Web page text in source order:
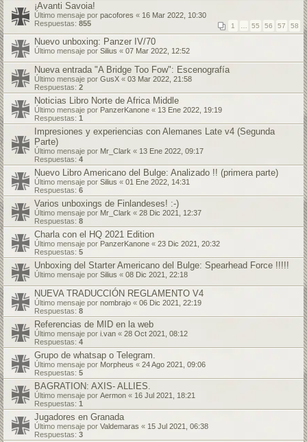
¡Avanti Savoia!
Último mensaje por pacofores « 16 Mar 2022, 10:30
Respuestas: 855 1 55 56 57 58
Nuevo unboxing: Panzer IV/70
Último mensaje por Silius « 07 Mar 2022, 12:52
Nueva entrada "A Bridge Too Fow": Escenografía
Último mensaje por GusX « 03 Mar 2022, 21:58
Respuestas: 2
Noticias Libro Norte de Africa Middle
Último mensaje por PanzerKanone « 13 Ene 2022, 19:19
Respuestas: 1
Impresiones y experiencias con Alemanes Late v4 (Segunda
Parte)
Último mensaje por Mr_Clark « 13 Ene 2022, 09:17
Respuestas: 4
Nuevo Libro Americano del Bulge: Analizado !! (primera parte)
Último mensaje por Silius « 01 Ene 2022, 14:31
Respuestas: 6
Varios unboxings de Finlandeses! :-)
Último mensaje por Mr_Clark « 28 Dic 2021, 12:37
Respuestas: 8
Charla con el HQ 2021 Edition
Último mensaje por PanzerKanone « 23 Dic 2021, 20:32
Respuestas: 5
Unboxing del Starter Americano del Bulge: Spearhead Force !!!!!
Último mensaje por Silius « 08 Dic 2021, 22:18
NUEVA TRADUCCIÓN REGLAMENTO V4
Último mensaje por nombrajo « 06 Dic 2021, 22:19
Respuestas: 8
Referencias de MID en la web
Último mensaje por i.van « 28 Oct 2021, 08:12
Respuestas: 4
Grupo de whatsap o Telegram.
Último mensaje por Morpheus « 24 Ago 2021, 09:06
Respuestas: 5
BAGRATION: AXIS- ALLIES.
Último mensaje por Aermon « 16 Jul 2021, 18:21
Respuestas: 1
Jugadores en Granada
Último mensaje por Valdemaras « 15 Jul 2021, 06:38
Respuestas: 3